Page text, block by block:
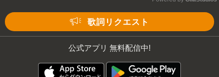
歌詞リクエスト
公式アプリ 無料配信中!